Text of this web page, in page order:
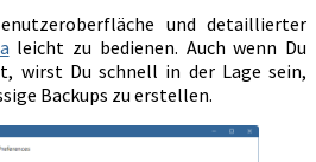
und detaillierter
leicht zu bedienen. Auch wenn Du
wirst Du schnell in der Lage sein,
Backups zu erstellen.